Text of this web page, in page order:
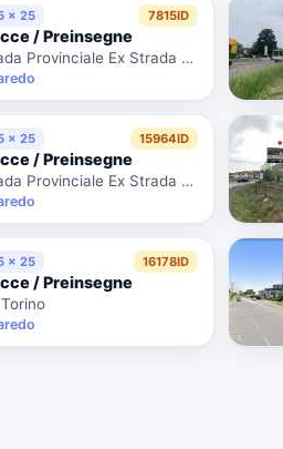
x 25 7815ID
/ Preinsegne
Strada Provinciale Ex Strada Statale 527 Bustese 164
x 25 15964ID
/ Preinsegne
Strada Provinciale Ex Strada Statale 527
x 25 16178ID
/ Preinsegne